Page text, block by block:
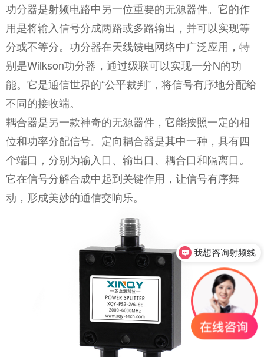
功分器是射频电路中另一位重要的无源器件。它的作
用是将输入信号分成两路或多路输出，并可以实现等
分或不等分。功分器在天线馈电网络中广泛应用，特
别是Wilkson功分器，通过级联可以实现一分N的功
能。它是通信世界的“公平裁判”，将信号有序地分配给
不同的接收端。
耦合器是另一款神奇的无源器件，它能按照一定的相
位和功率分配信号。定向耦合器是其中一种，具有四
个端口，分别为输入口、输出口、耦合口和隔离口。
它在信号分解合成中起到关键作用，让信号有序舞
动，形成美妙的通信交响乐。
我想咨询射频线